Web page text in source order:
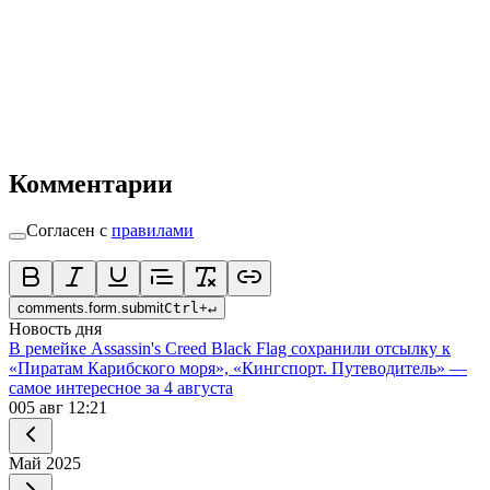
Комментарии
Согласен с правилами
comments.form.submitCtrl+↵
Новость дня
В ремейке Assassin's Creed Black Flag сохранили отсылку к
«Пиратам Карибского моря», «Кингспорт. Путеводитель» —
самое интересное за 4 августа
005 авг 12:21
Май 2025